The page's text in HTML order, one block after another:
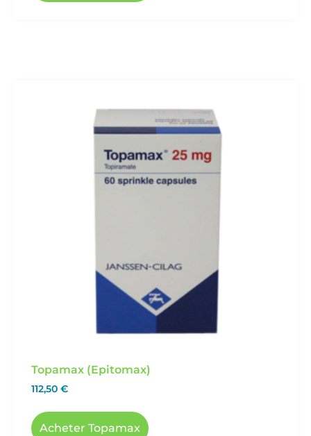
Topamax (Epitomax)
112,50 €
Acheter Topamax